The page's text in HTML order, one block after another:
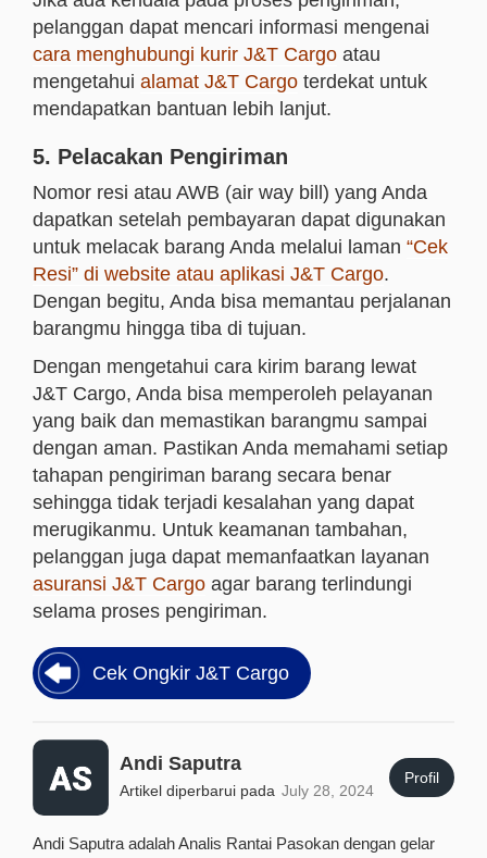
pelanggan dapat mencari informasi mengenai
cara menghubungi kurir J&T Cargo atau
mengetahui alamat J&T Cargo terdekat untuk
mendapatkan bantuan lebih lanjut.
5. Pelacakan Pengiriman
Nomor resi atau AWB (air way bill) yang Anda
dapatkan setelah pembayaran dapat digunakan
untuk melacak barang Anda melalui laman “Cek
Resi” di website atau aplikasi J&T Cargo.
Dengan begitu, Anda bisa memantau perjalanan
barangmu hingga tiba di tujuan.
Dengan mengetahui cara kirim barang lewat
J&T Cargo, Anda bisa memperoleh pelayanan
yang baik dan memastikan barangmu sampai
dengan aman. Pastikan Anda memahami setiap
tahapan pengiriman barang secara benar
sehingga tidak terjadi kesalahan yang dapat
merugikanmu. Untuk keamanan tambahan,
pelanggan juga dapat memanfaatkan layanan
asuransi J&T Cargo agar barang terlindungi
selama proses pengiriman.
Cek Ongkir J&T Cargo
Andi Saputra
Artikel diperbarui pada July 28, 2024
Profil
Andi Saputra adalah Analis Rantai Pasokan dengan gelar